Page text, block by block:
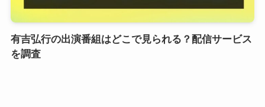
有吉弘行の出演番組はどこで見られる？配信サービス
を調査